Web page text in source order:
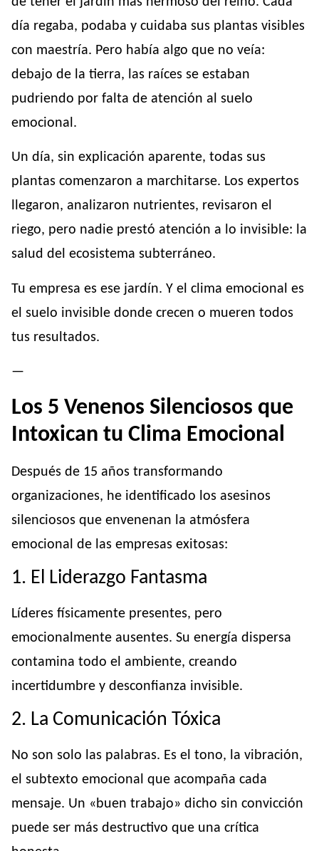
día regaba, podaba y cuidaba sus plantas visibles
con maestría. Pero había algo que no veía:
debajo de la tierra, las raíces se estaban
pudriendo por falta de atención al suelo
emocional.
Un día, sin explicación aparente, todas sus
plantas comenzaron a marchitarse. Los expertos
llegaron, analizaron nutrientes, revisaron el
riego, pero nadie prestó atención a lo invisible: la
salud del ecosistema subterráneo.
Tu empresa es ese jardín. Y el clima emocional es
el suelo invisible donde crecen o mueren todos
tus resultados.
—
Los 5 Venenos Silenciosos que
Intoxican tu Clima Emocional
Después de 15 años transformando
organizaciones, he identificado los asesinos
silenciosos que envenenan la atmósfera
emocional de las empresas exitosas:
1. El Liderazgo Fantasma
Líderes físicamente presentes, pero
emocionalmente ausentes. Su energía dispersa
contamina todo el ambiente, creando
incertidumbre y desconfianza invisible.
2. La Comunicación Tóxica
No son solo las palabras. Es el tono, la vibración,
el subtexto emocional que acompaña cada
mensaje. Un «buen trabajo» dicho sin convicción
puede ser más destructivo que una crítica